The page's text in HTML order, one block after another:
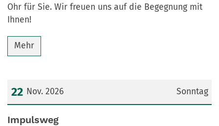
Ohr für Sie. Wir freuen uns auf die Begegnung mit
Ihnen!
Mehr
Sonntag
22 Nov. 2026
Datum: 22. November 2026
Impulsweg